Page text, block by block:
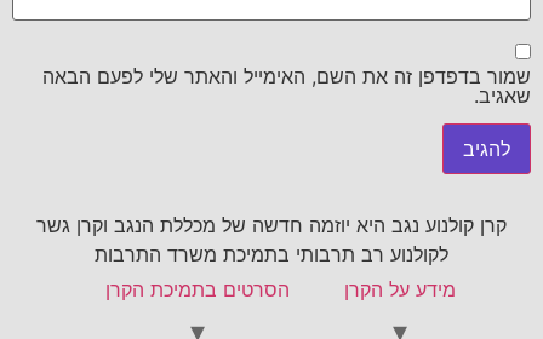
שמור בדפדפן זה את השם, האימייל והאתר שלי לפעם הבאה
שאגיב.
קרן קולנוע נגב היא יוזמה חדשה של מכללת הנגב וקרן גשר
לקולנוע רב תרבותי בתמיכת משרד התרבות
מידע על הקרן
הסרטים בתמיכת הקרן